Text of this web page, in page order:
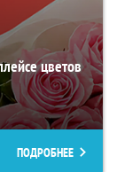
цветов
ПОДРОБНЕЕ